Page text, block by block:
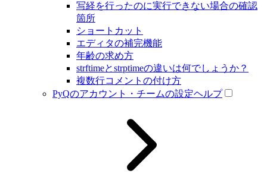
写経を行ったのに実行できない場合の確認
箇所
ショートカット
エディタの補完機能
年齢の求め方
strftimeとstrptimeの違いは何でしょうか？
複数行コメントの付け方
PyQのアカウント・チームの設定ヘルプ